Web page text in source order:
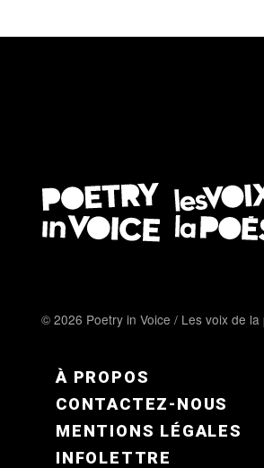
© 2026 Poetry in Voice / Les voix de la
FOOTER MENU FR
À PROPOS
CONTACTEZ-NOUS
MENTIONS LÉGALES
INFOLETTRE